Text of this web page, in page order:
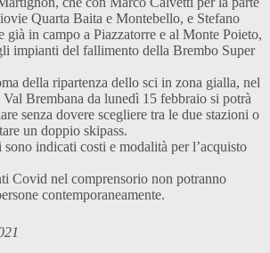
Quarta Baita e Montebello, e Stefano
già in campo a Piazzatorre e al Monte Poieto,
impianti del fallimento della Brembo Super
della ripartenza dello sci in zona gialla, nel
Brembana da lunedì 15 febbraio si potrà
senza dovere scegliere tra le due stazioni o
un doppio skipass.
indicati costi e modalità per l’acquisto
Covid nel comprensorio non potranno
contemporaneamente.